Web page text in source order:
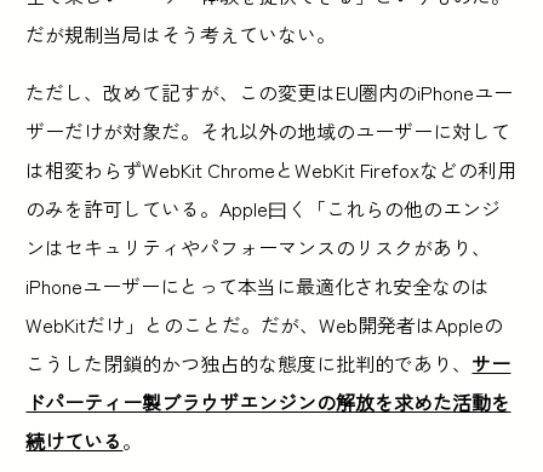
だが規制当局はそう考えていない。
ただし、改めて記すが、この変更はEU圏内のiPhoneユー
ザーだけが対象だ。それ以外の地域のユーザーに対して
は相変わらずWebKit ChromeとWebKit Firefoxなどの利用
のみを許可している。Apple曰く「これらの他のエンジ
ンはセキュリティやパフォーマンスのリスクがあり、
iPhoneユーザーにとって本当に最適化され安全なのは
WebKitだけ」とのことだ。だが、Web開発者はAppleの
こうした閉鎖的かつ独占的な態度に批判的であり、 サー
ドパーティー製ブラウザエンジンの解放を求めた活動を
続けている。